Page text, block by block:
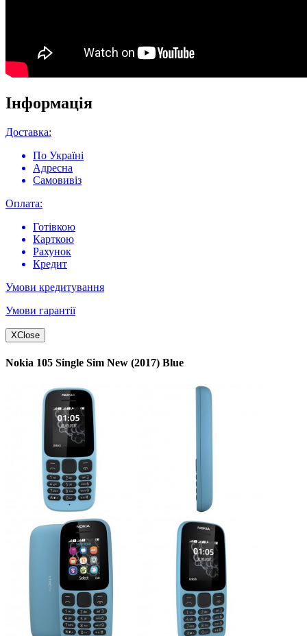
Інформація
Доставка:
По Україні
Адресна
Самовивіз
Оплата:
Готівкою
Карткою
Рахунок
Кредит
Умови кредитування
Умови гарантії
XClose
Nokia 105 Single Sim New (2017) Blue